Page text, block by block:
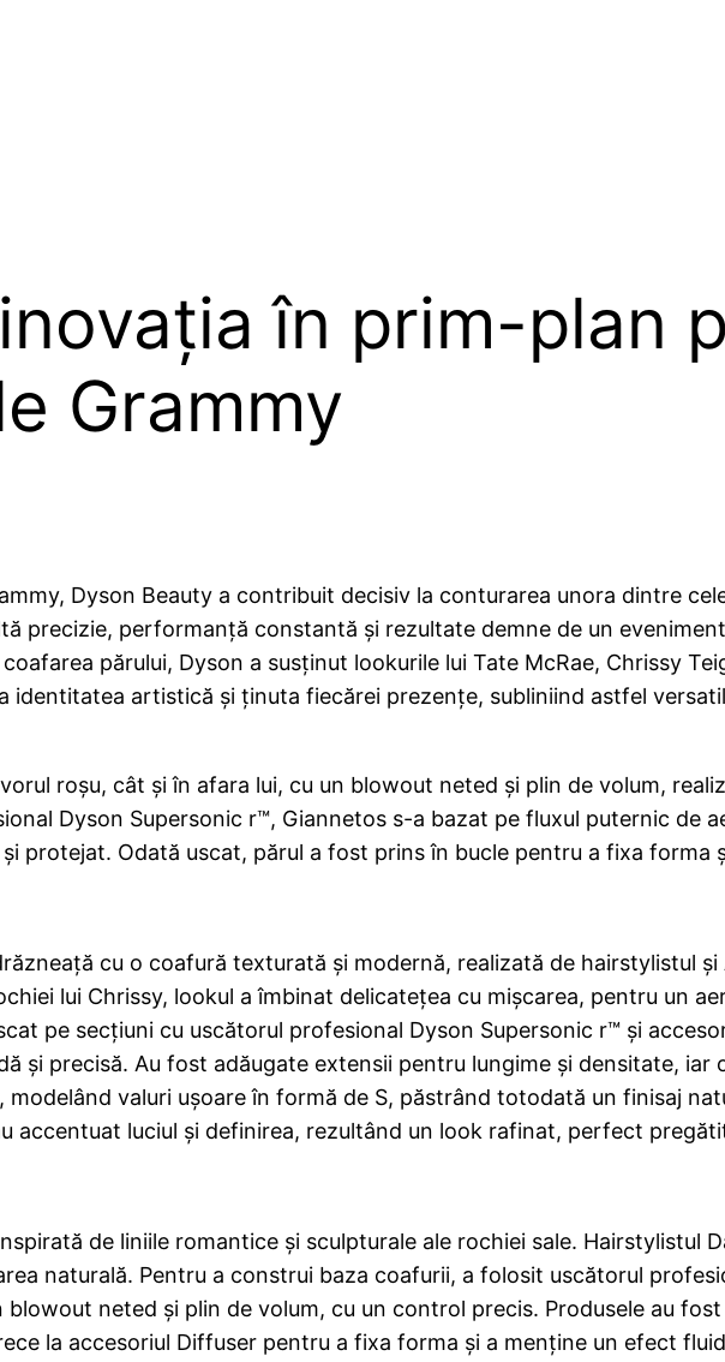
în prim-plan
Grammy
Dyson Beauty a contribuit decisiv la conturarea unora dintre
precizie, performanță constantă și rezultate demne de un
părului, Dyson a susținut lookurile lui Tate McRae, Chrissy
artistică și ținuta fiecărei prezențe, subliniind astfel
roșu, cât și în afara lui, cu un blowout neted și plin de volum,
Dyson Supersonic r™, Giannetos s-a bazat pe fluxul puternic de
protejat. Odată uscat, părul a fost prins în bucle pentru a fixa forma
cu o coafură texturată și modernă, realizată de hairstylistul și
lui Chrissy, lookul a îmbinat delicatețea cu mișcarea, pentru un
pe secțiuni cu uscătorul profesional Dyson Supersonic r™ și
și precisă. Au fost adăugate extensii pentru lungime și densitate, iar
valuri ușoare în formă de S, păstrând totodată un finisaj
accentuat luciul și definirea, rezultând un look rafinat, perfect
de liniile romantice și sculpturale ale rochiei sale. Hairstylistul
naturală. Pentru a construi baza coafurii, a folosit uscătorul
neted și plin de volum, cu un control precis. Produsele au
la accesoriul Diffuser pentru a fixa forma și a menține un efect